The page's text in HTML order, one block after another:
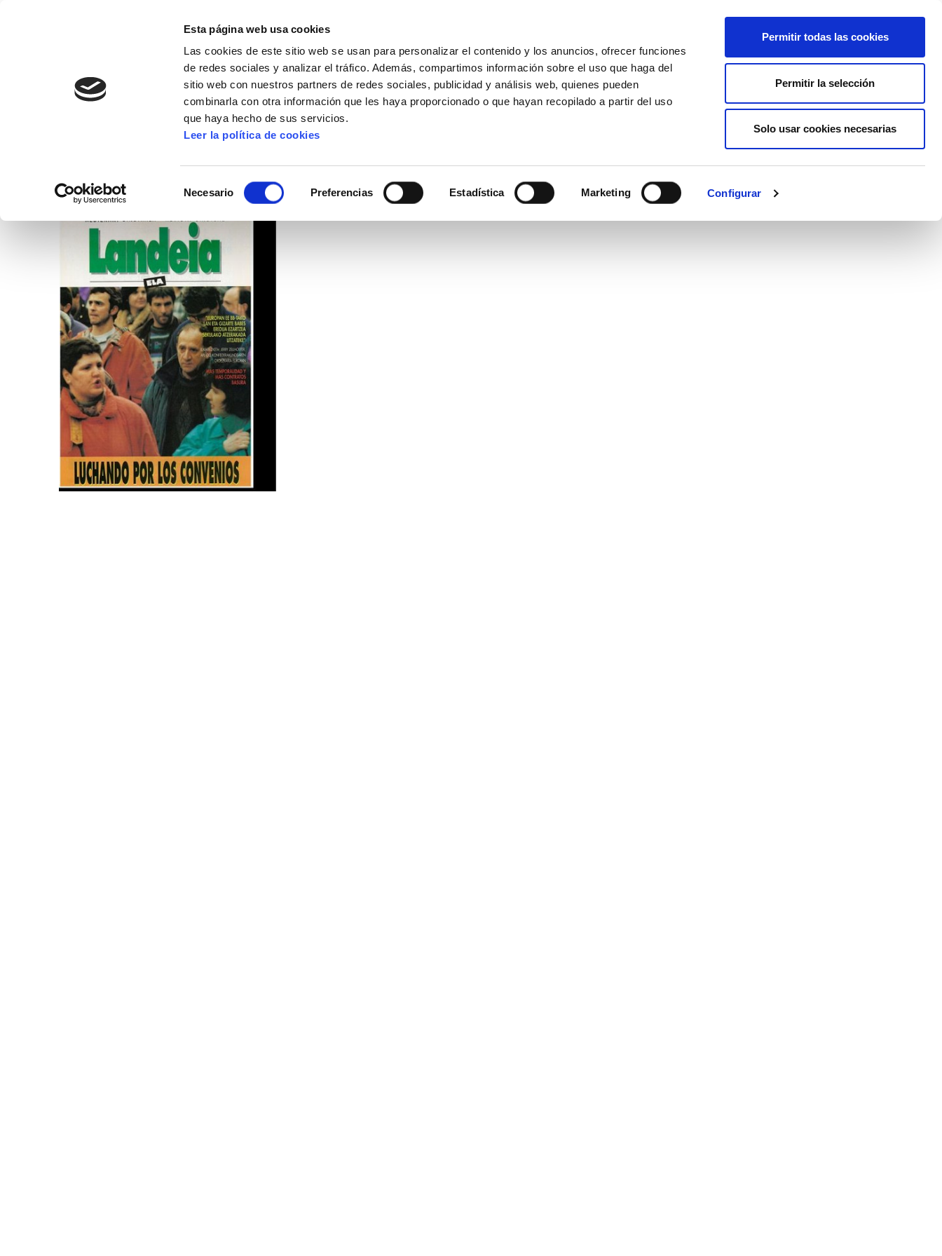
Esta página web usa cookies
Las cookies de este sitio web se usan para personalizar el contenido y los anuncios, ofrecer funciones
de redes sociales y analizar el tráfico. Además, compartimos información sobre el uso que haga del
sitio web con nuestros partners de redes sociales, publicidad y análisis web, quienes pueden
combinarla con otra información que les haya proporcionado o que hayan recopilado a partir del uso
que haya hecho de sus servicios.
Leer la política de cookies
Necesario Preferencias Estadística Marketing Configurar
Permitir todas las cookies
Permitir la selección
Solo usar cookies necesarias
AFÍLIATE
MANU ROBLES-ARANGIZ FUNDAZIOA BIDELAGUN FUNDAZIOA
Landeia 50